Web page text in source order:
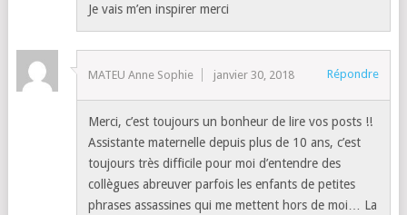
Je vais m’en inspirer merci
MATEU Anne Sophie janvier 30, 2018 Répondre
Merci, c’est toujours un bonheur de lire vos posts !!
Assistante maternelle depuis plus de 10 ans, c’est
toujours très difficile pour moi d’entendre des
collègues abreuver parfois les enfants de petites
phrases assassines qui me mettent hors de moi… La